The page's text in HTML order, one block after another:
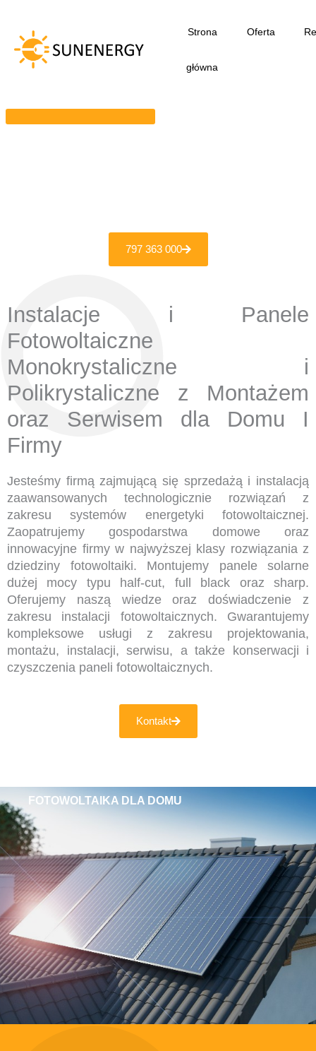
treści
Strona
główna
Oferta
797 363 000
Instalacje i Panele
Fotowoltaiczne
Monokrystaliczne i
Polikrystaliczne z Montażem
oraz Serwisem dla Domu I
Firmy
Jesteśmy firmą zajmującą się sprzedażą i instalacją
zaawansowanych technologicznie rozwiązań z
zakresu systemów energetyki fotowoltaicznej.
Zaopatrujemy gospodarstwa domowe oraz
innowacyjne firmy w najwyższej klasy rozwiązania z
dziedziny fotowoltaiki. Montujemy panele solarne
dużej mocy typu half-cut, full black oraz sharp.
Oferujemy naszą wiedze oraz doświadczenie z
zakresu instalacji fotowoltaicznych. Gwarantujemy
kompleksowe usługi z zakresu projektowania,
montażu, instalacji, serwisu, a także konserwacji i
czyszczenia paneli fotowoltaicznych.
Kontakt
FOTOWOLTAIKA DLA DOMU